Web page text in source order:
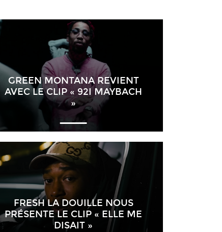
GREEN MONTANA REVIENT
AVEC LE CLIP « 92I MAYBACH
»
FRESH LA DOUILLE NOUS
PRÉSENTE LE CLIP « ELLE ME
DISAIT »